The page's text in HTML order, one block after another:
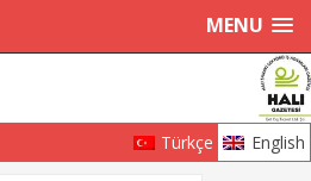
MENU
Türkçe English